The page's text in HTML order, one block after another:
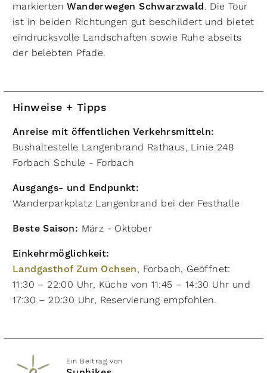
markiertenWanderwegen Schwarzwald. Die Tour
ist in beiden Richtungen gut beschildert und bietet
eindrucksvolle Landschaften sowie Ruhe abseits
der belebten Pfade.
Hinweise + Tipps
Anreise mit öffentlichen Verkehrsmitteln:
Bushaltestelle Langenbrand Rathaus, Linie 248
Forbach Schule - Forbach
Ausgangs- und Endpunkt:
Wanderparkplatz Langenbrand bei der Festhalle
Beste Saison: März - Oktober
Einkehrmöglichkeit:
Landgasthof Zum Ochsen, Forbach, Geöffnet:
11:30 – 22:00 Uhr, Küche von 11:45 – 14:30 Uhr und
17:30 – 20:30 Uhr, Reservierung empfohlen.
Ein Beitrag von